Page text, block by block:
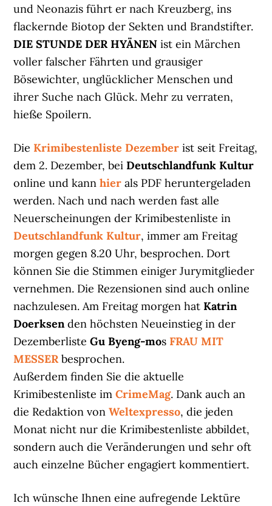
und Neonazis führt er nach Kreuzberg, ins
flackernde Biotop der Sekten und Brandstifter.
DIE STUNDE DER HYÄNENist ein Märchen
voller falscher Fährten und grausiger
Bösewichter, unglücklicher Menschen und
ihrer Suche nach Glück. Mehr zu verraten,
hieße Spoilern.
Die Krimibestenliste Dezember ist seit Freitag,
dem 2. Dezember, beiDeutschlandfunk Kultur
online und kannhier als PDF heruntergeladen
werden. Nach und nach werden fast alle
Neuerscheinungen der Krimibestenliste in
Deutschlandfunk Kultur, immer am Freitag
morgen gegen 8.20 Uhr, besprochen. Dort
können Sie die Stimmen einiger Jurymitglieder
vernehmen. Die Rezensionen sind auch online
nachzulesen. Am Freitag morgen hatKatrin
Doerksenden höchsten Neueinstieg in der
DezemberlisteGu Byeng-mos FRAU MIT
MESSER besprochen.
Außerdem finden Sie die aktuelle
Krimibestenliste imCrimeMag. Dank auch an
die Redaktion vonWeltexpresso, die jeden
Monat nicht nur die Krimibestenliste abbildet,
sondern auch die Veränderungen und sehr oft
auch einzelne Bücher engagiert kommentiert.
Ich wünsche Ihnen eine aufregende Lektüre